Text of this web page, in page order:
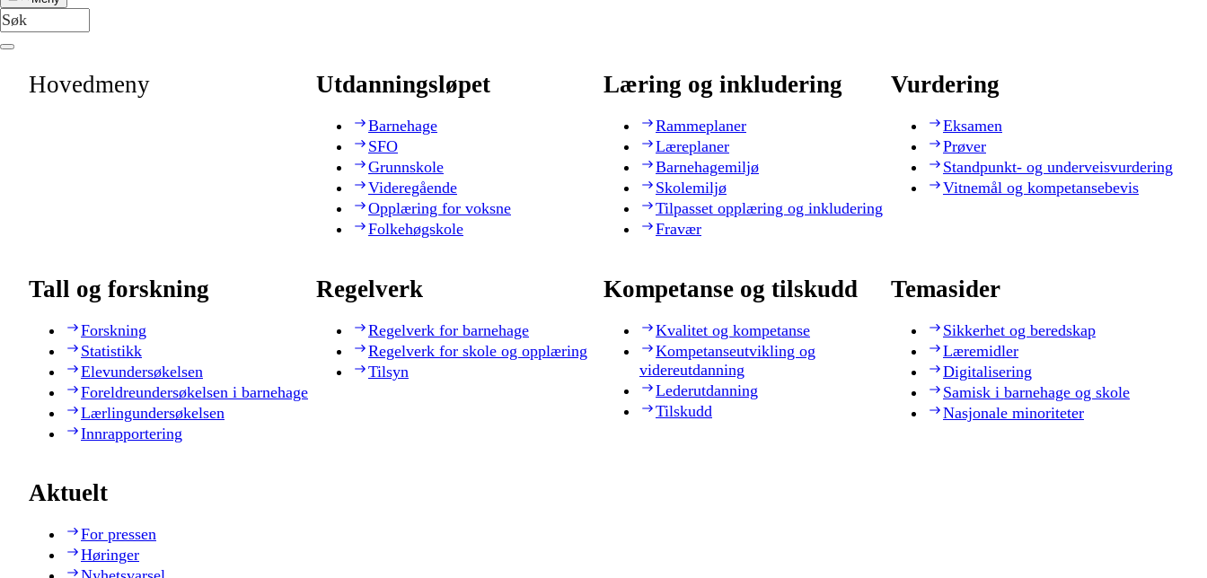
Hovedmeny Utdanningsløpet
Barnehage
SFO
Grunnskole
Videregående
Opplæring for voksne
Folkehøgskole
Læring og inkludering
Rammeplaner
Læreplaner
Barnehagemiljø
Skolemiljø
Tilpasset opplæring og inkludering
Fravær
Vurdering
Eksamen
Prøver
Standpunkt- og underveisvurdering
Vitnemål og kompetansebevis
Tall og forskning
Forskning
Statistikk
Elevundersøkelsen
Foreldreundersøkelsen i barnehage
Lærlingundersøkelsen
Innrapportering
Regelverk
Regelverk for barnehage
Regelverk for skole og opplæring
Tilsyn
Kompetanse og tilskudd
Kvalitet og kompetanse
Kompetanseutvikling og
videreutdanning
Lederutdanning
Tilskudd
Temasider
Sikkerhet og beredskap
Læremidler
Digitalisering
Samisk i barnehage og skole
Nasjonale minoriteter
Aktuelt
For pressen
Høringer